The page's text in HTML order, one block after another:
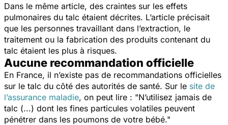
Dans le même article, des craintes sur les effets
pulmonaires du talc étaient décrites. L’article précisait
que les personnes travaillant dans l’extraction, le
traitement ou la fabrication des produits contenant du
talc étaient les plus à risques.
Aucune recommandation officielle
En France, il n’existe pas de recommandations officielles
sur le talc du côté des autorités de santé. Sur le site de
l’assurance maladie, on peut lire : "N’utilisez jamais de
talc (...) dont les fines particules volatiles peuvent
pénétrer dans les poumons de votre bébé."